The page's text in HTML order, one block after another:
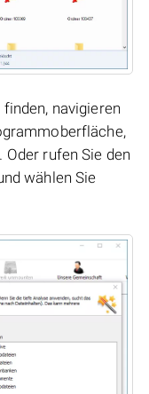
navigieren
rufen Sie den
wählen Sie